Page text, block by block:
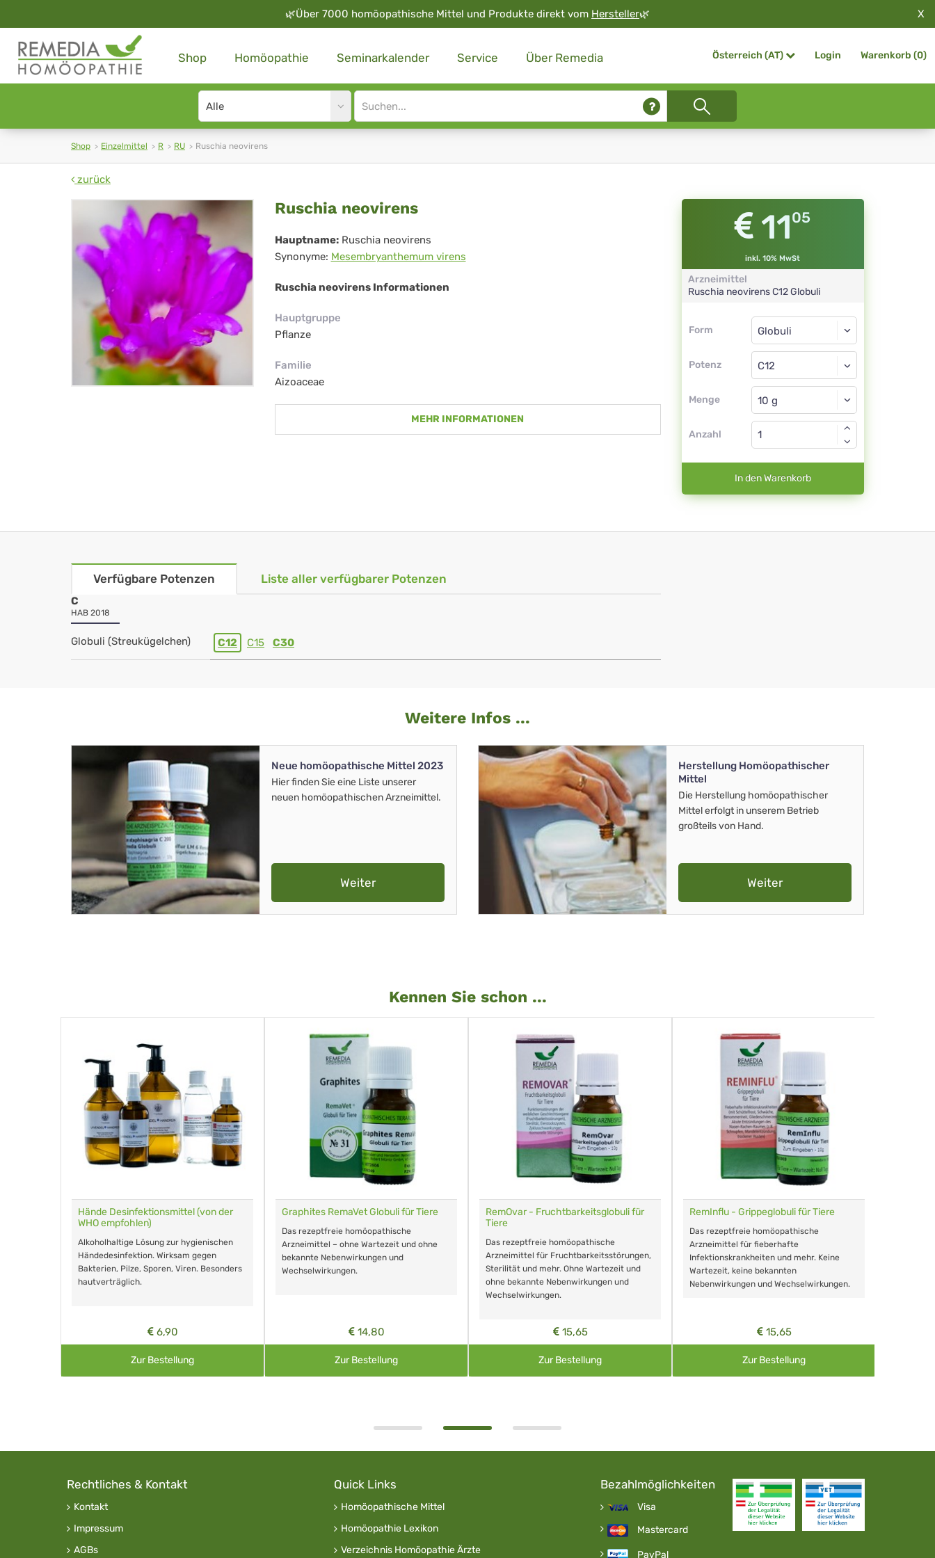
🌿Über 7000 homöopathische Mittel und Produkte direkt vom Hersteller🌿 X
Shop Homöopathie Seminarkalender Service Über Remedia Österreich (AT) Login Warenkorb (0)
Search
type
Site
search
Shop Einzelmittel R RU Ruschia neovirens
zurück
Ruschia
neovirens
Ruschia neovirens
Hauptname: Ruschia neovirens
Synonyme: Mesembryanthemum virens
Ruschia neovirens Informationen
Hauptgruppe
Pflanze
Familie
Aizoaceae
MEHR INFORMATIONEN
1105
inkl. 10% MwSt
Arzneimittel
Ruschia neovirensC12 Globuli
Form
Form
Potenz
Globuli
C12
Menge
Globuli
Anzahl
In den Warenkorb
Verfügbare Potenzen Liste aller verfügbarer Potenzen
C
HAB 2018
Globuli (Streukügelchen) C12 C15 C30
Weitere Infos ...
Neue homöopathische Mittel 2023
Hier finden Sie eine Liste unserer
neuen homöopathischen Arzneimittel.
Weiter
Herstellung Homöopathischer
Mittel
Die Herstellung homöopathischer
Mittel erfolgt in unserem Betrieb
großteils von Hand.
Weiter
Kennen Sie schon ...
Hände Desinfektionsmittel (von der
WHO empfohlen)
Alkoholhaltige Lösung zur hygienischen
Händedesinfektion. Wirksam gegen
Bakterien, Pilze, Sporen, Viren. Besonders
hautverträglich.
6,90
Zur Bestellung
Graphites RemaVet Globuli für Tiere
Das rezeptfreie homöopathische
Arzneimittel – ohne Wartezeit und ohne
bekannte Nebenwirkungen und
Wechselwirkungen.
14,80
Zur Bestellung
RemOvar - Fruchtbarkeitsglobuli für
Tiere
Das rezeptfreie homöopathische
Arzneimittel für Fruchtbarkeitsstörungen,
Sterilität und mehr. Ohne Wartezeit und
ohne bekannte Nebenwirkungen und
Wechselwirkungen.
15,65
Zur Bestellung
RemInflu - Grippeglobuli für Tiere
Das rezeptfreie homöopathische
Arzneimittel für fieberhafte
Infektionskrankheiten und mehr. Keine
Wartezeit, keine bekannten
Nebenwirkungen und Wechselwirkungen.
15,65
Zur Bestellung
Rechtliches & Kontakt
Kontakt
Impressum
AGBs
Quick Links
Homöopathische Mittel
Homöopathie Lexikon
Verzeichnis Homöopathie Ärzte
Bezahlmöglichkeiten
Visa
Mastercard
PayPal